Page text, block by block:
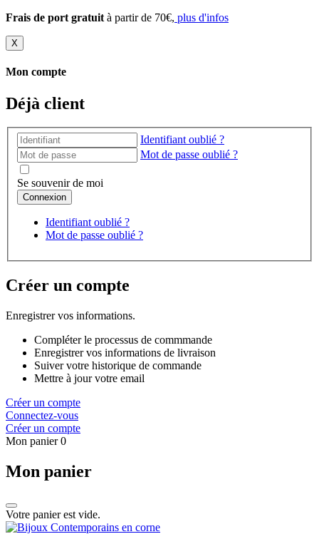
Frais de port gratuit à partir de 70€, plus d'infos
X
Mon compte
Déjà client
Identifiant oublié ?
Mot de passe oublié ?
Se souvenir de moi
Identifiant oublié ?
Mot de passe oublié ?
Créer un compte
Enregistrer vos informations.
Compléter le processus de commmande
Enregistrer vos informations de livraison
Suiver votre historique de commande
Mettre à jour votre email
Créer un compte
Connectez-vous
Créer un compte
Mon panier 0
Mon panier
Votre panier est vide.